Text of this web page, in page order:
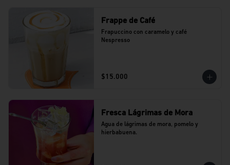
Frappe de Café
Frapuccino con caramelo y café
Nespresso
$15.000
Fresca Lágrimas de Mora
Agua de lágrimas de mora, pomelo y
hierbabuena.